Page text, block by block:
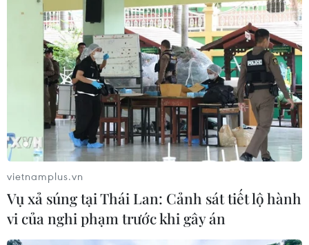
vietnamplus.vn
Vụ xả súng tại Thái Lan: Cảnh sát tiết lộ hành
vi của nghi phạm trước khi gây án